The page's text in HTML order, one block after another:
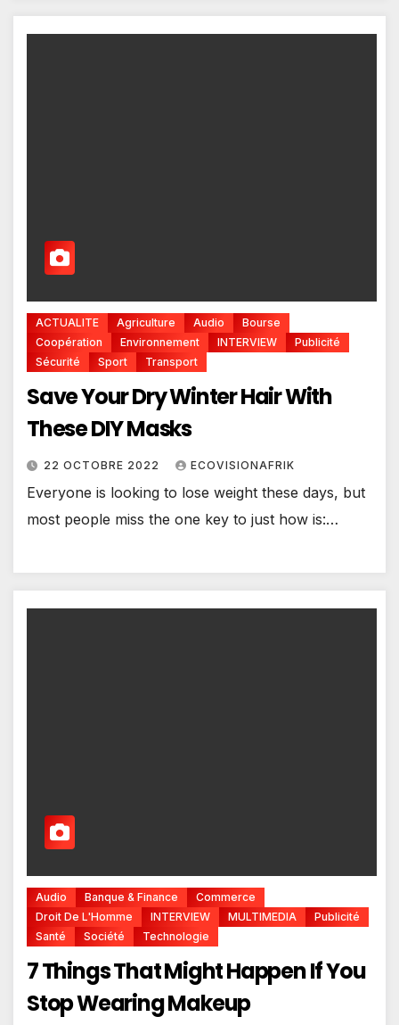
ACTUALITE Agriculture Audio
Bourse
Coopération
Environnement INTERVIEW
Publicité
Sécurité
Sport Transport
Save Your Dry Winter Hair With
These DIY Masks
22 OCTOBRE 2022 ECOVISIONAFRIK
Everyone is looking to lose weight these days, but
most people miss the one key to just how is:…
Audio Banque & Finance
Commerce
Droit De L'Homme
INTERVIEW MULTIMEDIA
Publicité
Santé
Société Technologie
7 Things That Might Happen If You
Stop Wearing Makeup